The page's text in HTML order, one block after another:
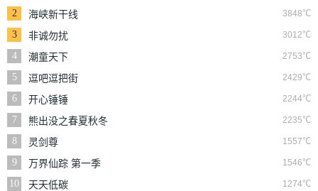
2 3848℃
海峡新干线
3
3012℃
非诚勿扰
4
2753℃
潮童天下
5
2429℃
逗吧逗把街
6
2244℃
开心锤锤
7
2235℃
熊出没之春夏秋冬
8
1557℃
灵剑尊
9
1546℃
万界仙踪 第一季
10
1274℃
天天低碳